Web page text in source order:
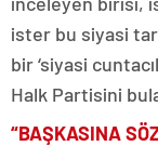
ister bu siyasi
bir ‘siyasi
Halk Partisini
“BAŞKASINA